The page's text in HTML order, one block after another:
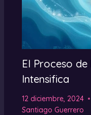
El Proceso
Intensifica
12 diciembre, 2024
Santiago Guerrero